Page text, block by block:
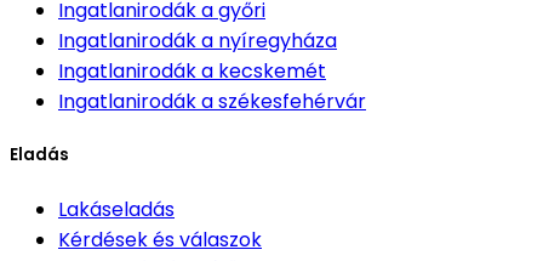
Ingatlanirodáka győri
Ingatlanirodáka nyíregyháza
Ingatlanirodáka kecskemét
Ingatlanirodáka székesfehérvár
Eladás
Lakáseladás
Kérdések és válaszok